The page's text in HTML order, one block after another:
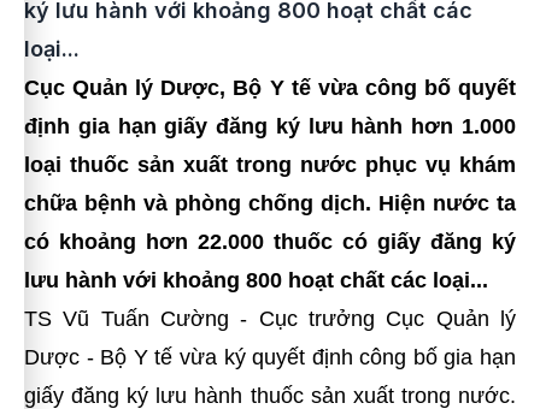
ký lưu hành với khoảng 800 hoạt chất các
loại...
Cục Quản lý Dược, Bộ Y tế vừa công bố quyết
định gia hạn giấy đăng ký lưu hành hơn 1.000
loại thuốc sản xuất trong nước phục vụ khám
chữa bệnh và phòng chống dịch. Hiện nước ta
có khoảng hơn 22.000 thuốc có giấy đăng ký
lưu hành với khoảng 800 hoạt chất các loại...
TS Vũ Tuấn Cường - Cục trưởng Cục Quản lý
Dược - Bộ Y tế vừa ký quyết định công bố gia hạn
giấy đăng ký lưu hành thuốc sản xuất trong nước.